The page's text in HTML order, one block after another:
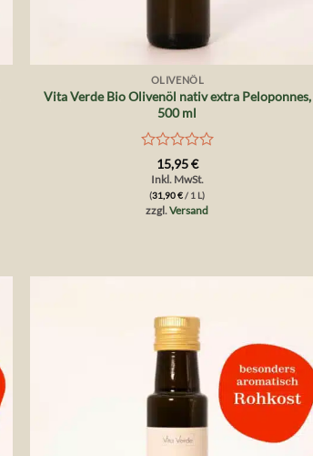
OLIVENÖL
Vita Verde Bio Olivenöl nativ extra Peloponnes,
500 ml
Bewertet
mit
von
5
15,95€
Inkl. MwSt.
(31,90€/ 1 L)
zzgl.Versand